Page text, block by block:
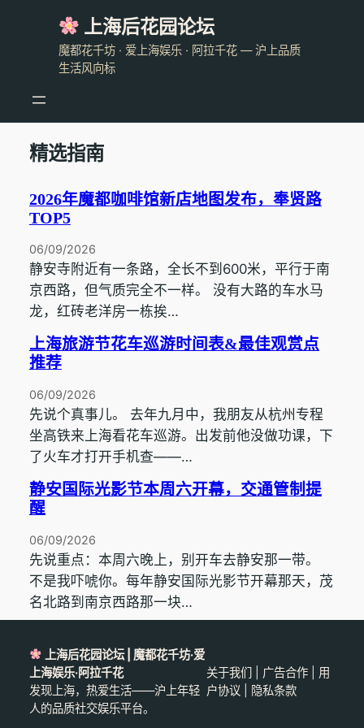
上海后花园论坛
魔都花千坊 · 爱上海娱乐 · 阿拉千花 — 沪上品质
生活风向标
精选指南
2026年魔都咖啡馆新店地图发布，奉贤路
TOP5
06/09/2026
静安寺附近有一条路，全长不到600米，平行于南
京西路，但气质完全不一样。 没有大路的车水马
龙，红砖老洋房一栋挨…
上海旅游节花车巡游时间表&最佳观赏点
推荐
06/09/2026
先说个真事儿。 去年九月中，我朋友从杭州专程
坐高铁来上海看花车巡游。出发前他没做功课，下
了火车才打开手机查——…
静安国际光影节本周六开幕，交通管制提
醒
06/09/2026
先说重点：本周六晚上，别开车去静安那一带。
不是我吓唬你。每年静安国际光影节开幕那天，茂
名北路到南京西路那一块…
上海后花园论坛 | 魔都花千坊·爱
上海娱乐·阿拉千花
发现上海，热爱生活——沪上年轻
人的品质社交娱乐平台。
关于我们 | 广告合作 | 用
户协议 | 隐私条款